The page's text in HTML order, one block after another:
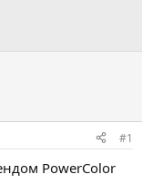
#1
PowerColor